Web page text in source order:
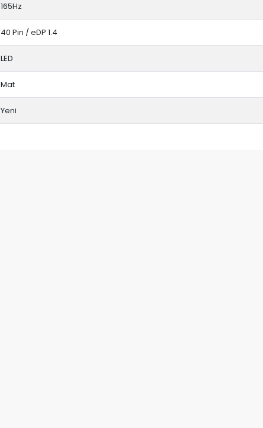
165Hz
40 Pin / eDP 1.4
LED
Mat
Yeni